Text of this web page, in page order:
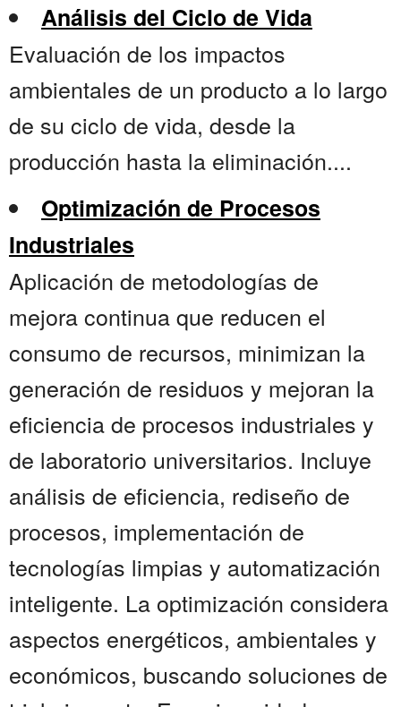
Análisis del Ciclo de Vida
Evaluación de los impactos
ambientales de un producto a lo largo
de su ciclo de vida, desde la
producción hasta la eliminación....
Optimización de Procesos
Industriales
Aplicación de metodologías de
mejora continua que reducen el
consumo de recursos, minimizan la
generación de residuos y mejoran la
eficiencia de procesos industriales y
de laboratorio universitarios. Incluye
análisis de eficiencia, rediseño de
procesos, implementación de
tecnologías limpias y automatización
inteligente. La optimización considera
aspectos energéticos, ambientales y
económicos, buscando soluciones de